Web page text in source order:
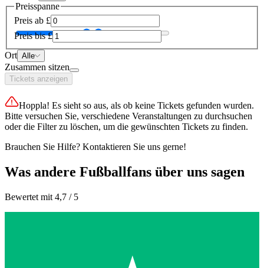
Preisspanne
Preis ab £
Preis bis £
Ort Alle
Zusammen sitzen
Tickets anzeigen
Hoppla! Es sieht so aus, als ob keine Tickets gefunden wurden.
Bitte versuchen Sie, verschiedene Veranstaltungen zu durchsuchen
oder die Filter zu löschen, um die gewünschten Tickets zu finden.
Brauchen Sie Hilfe? Kontaktieren Sie uns gerne!
Was andere Fußballfans über uns sagen
Bewertet mit 4,7 / 5